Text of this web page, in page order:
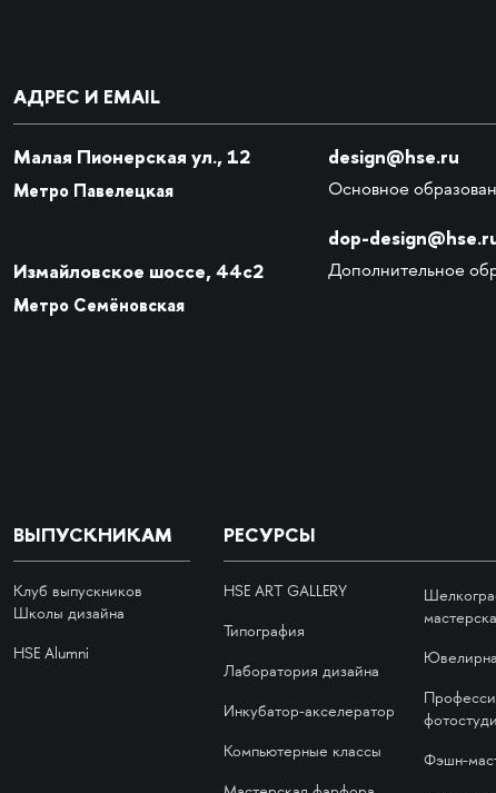
АДРЕС И EMAIL
Малая Пионерская ул., 12
Метро Павелецкая
Измайловское шоссе, 44с2
Метро Семёновская
design@hse.ru
Основное
dop-
Дополнительное
ВЫПУСКНИКАМ
Клуб выпускников
Школы дизайна
HSE Alumni
РЕСУРСЫ
HSE ART GALLERY
Типография
Лаборатория дизайна
Инкубатор-акселератор
Компьютерные классы
Фэшн-